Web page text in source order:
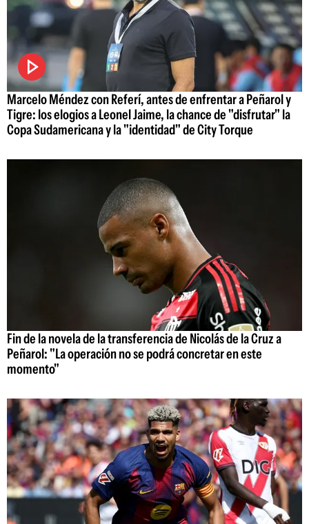
Marcelo Méndez con Referí, antes de enfrentar a Peñarol y
Tigre: los elogios a Leonel Jaime, la chance de "disfrutar" la
Copa Sudamericana y la "identidad" de City Torque
Fin de la novela de la transferencia de Nicolás de la Cruz a
Peñarol: "La operación no se podrá concretar en este
momento"